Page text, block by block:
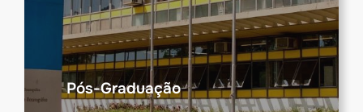
Pós-Graduação